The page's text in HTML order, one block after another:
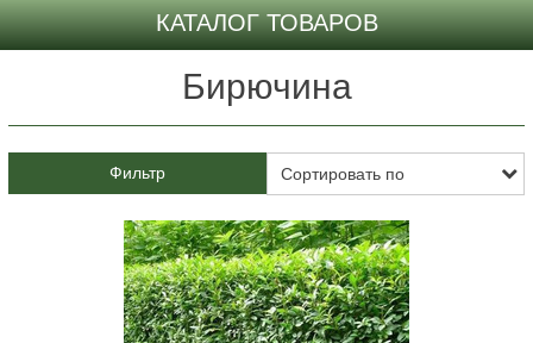
КАТАЛОГ ТОВАРОВ
Бирючина
Фильтр